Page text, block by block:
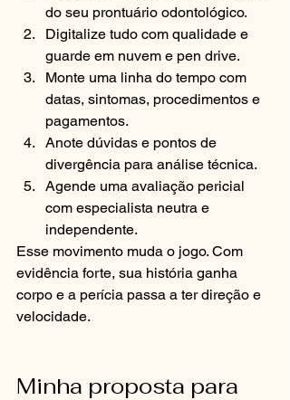
do seu prontuário odontológico.
Digitalize tudo com qualidade e
guarde em nuvem e pen drive.
Monte uma linha do tempo com
datas, sintomas, procedimentos e
pagamentos.
Anote dúvidas e pontos de
divergência para análise técnica.
Agende uma avaliação pericial
com especialista neutra e
independente.
Esse movimento muda o jogo. Com
evidência forte, sua história ganha
corpo e a perícia passa a ter direção e
velocidade.
Minha proposta para